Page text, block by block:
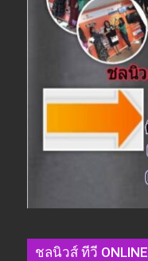
ชลนิวส์ ทีวี ONLINE